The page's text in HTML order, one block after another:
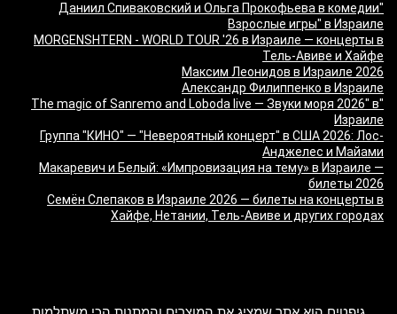
"Даниил Спиваковский и Ольга Прокофьева в комедии
Взрослые игры" в Израиле
MORGENSHTERN - WORLD TOUR '26 в Израиле — концерты в
Тель-Авиве и Хайфе
Максим Леонидов в Израиле 2026
Александр Филиппенко в Израиле
"The magic of Sanremo and Loboda live — Звуки моря 2026" в
Израиле
Группа "КИНО" — "Невероятный концерт" в США 2026: Лос-
Анджелес и Майами
Макаревич и Белый: «Импровизация на тему» в Израиле —
билеты 2026
Семён Слепаков в Израиле 2026 — билеты на концерты в
Хайфе, Нетании, Тель-Авиве и других городах